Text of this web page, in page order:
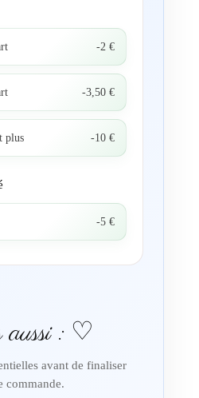
-2 €
-3,50 €
plus -10 €
-5 €
: ♡
avant de finaliser
commande.